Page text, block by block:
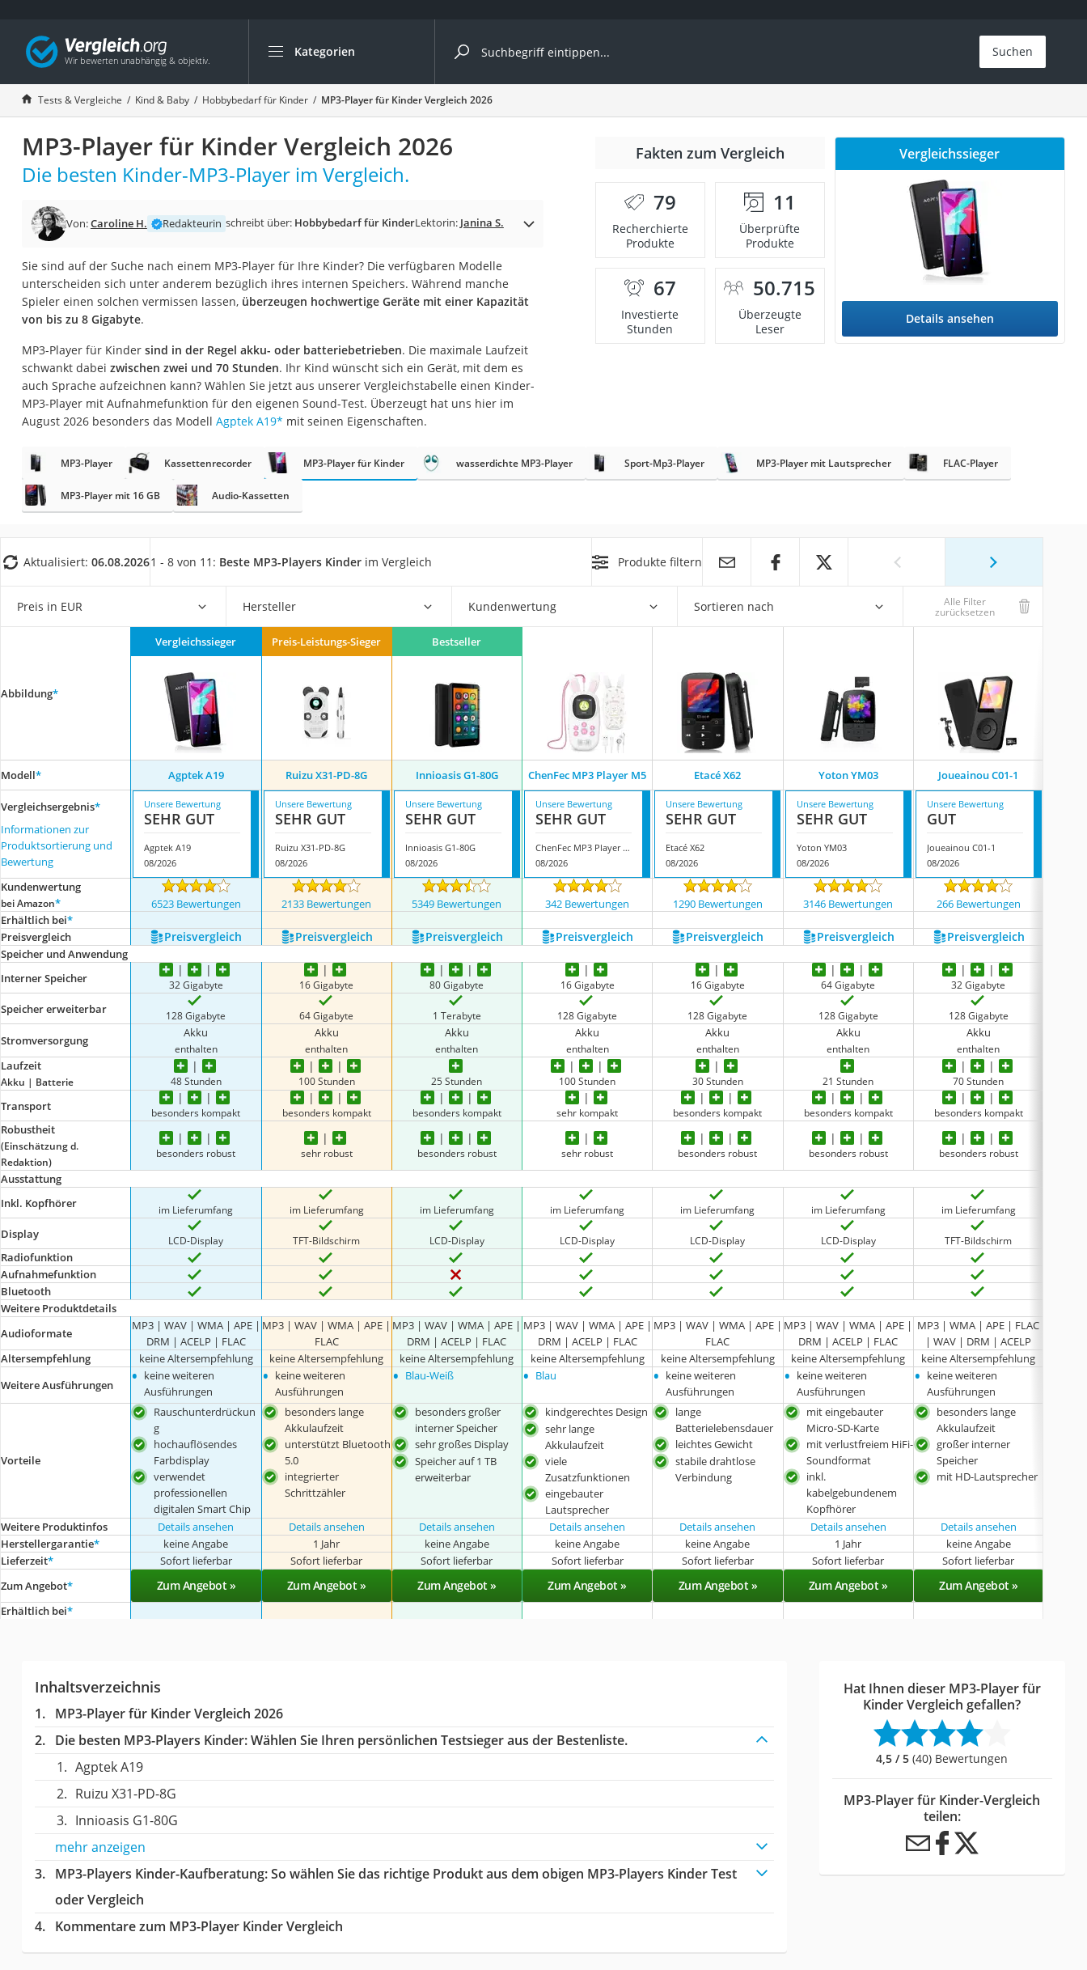
Kategorien
Die beliebtesten Vergleiche nach Kategorie
Kind & Baby
Babyphone mit 2 Kameras
Walkie-Talkie Kinder
Kindermatratzen
Babywippe
Rollschuhe für Kinder
Laufrad
Kinderschubkarre
Kinderuhr
Babyphone
Treppenschutzgitter
Kindersitz ab 4 Jahren
Kinderroller 3 Räder
Ferngesteuertes Auto
Kindersitz 15–36 kg
Barfußschuhe Kinder
Ferngesteuerter Hubschrauber
Service
Suchen
Tests & Vergleiche Kind & Baby Hobbybedarf für Kinder MP3-Player für Kinder Vergleich 2026
MP3-Player für Kinder Vergleich 2026
Die besten Kinder-MP3-Player im Vergleich.
Von:Caroline H. Redakteurin schreibt über: Hobbybedarf für KinderLektorin: Janina S.
Sie sind auf der Suche nach einem MP3-Player für Ihre Kinder? Die verfügbaren Modelle
unterscheiden sich unter anderem bezüglich ihres internen Speichers. Während manche
Spieler einen solchen vermissen lassen, überzeugen hochwertige Geräte mit einer Kapazität
von bis zu 8 Gigabyte.
MP3-Player für Kinder sind in der Regel akku- oder batteriebetrieben. Die maximale Laufzeit
schwankt dabei zwischen zwei und 70 Stunden. Ihr Kind wünscht sich ein Gerät, mit dem es
auch Sprache aufzeichnen kann? Wählen Sie jetzt aus unserer Vergleichstabelle einen Kinder-
MP3-Player mit Aufnahmefunktion für den eigenen Sound-Test. Überzeugt hat uns hier im
August 2026 besonders das Modell Agptek A19* mit seinen Eigenschaften.
Fakten zum Vergleich
79
Recherchierte
Produkte
11
Überprüfte
Produkte
67
Investierte
Stunden
50.715
Überzeugte
Leser
Vergleichssieger
Details ansehen
MP3-Player Kassettenrecorder MP3-Player für Kinder wasserdichte MP3-Player Sport-Mp3-Player MP3-Player mit Lautsprecher FLAC-Player
MP3-Player mit 16 GB Audio-Kassetten
Aktualisiert: 06.08.20261 - 8 von 11: Beste MP3-Players Kinder im Vergleich Produkte filtern
Preis in EUR Hersteller Kundenwertung Sortieren nach Alle Filter
zurücksetzen
Abbildung*
Vergleichssieger Preis-Leistungs-Sieger Bestseller
Modell* Agptek A19 Ruizu X31-PD-8G Innioasis G1-80G ChenFec MP3 Player M5 Etacé X62 Yoton YM03 Joueainou C01-1
Vergleichsergebnis*
Informationen zur
Produktsortierung und
Bewertung
Unsere Bewertung
SEHR GUT
Agptek A19
08/2026
Unsere Bewertung
SEHR GUT
Ruizu X31-PD-8G
08/2026
Unsere Bewertung
SEHR GUT
Innioasis G1-80G
08/2026
Unsere Bewertung
SEHR GUT
ChenFec MP3 Player M5
08/2026
Unsere Bewertung
SEHR GUT
Etacé X62
08/2026
Unsere Bewertung
SEHR GUT
Yoton YM03
08/2026
Unsere Bewertung
GUT
Joueainou C01-1
08/2026
Kundenwertung
bei Amazon* 6523 Bewertungen 2133 Bewertungen 5349 Bewertungen 342 Bewertungen 1290 Bewertungen 3146 Bewertungen 266 Bewertungen
Erhältlich bei*
Preis­vergleich
Preis­vergleich Preis­vergleich Preis­vergleich Preis­vergleich Preis­vergleich Preis­vergleich Preis­vergleich
Speicher und Anwendung
Interner Speicher
32 Gigabyte 16 Gigabyte 80 Gigabyte 16 Gigabyte 16 Gigabyte 64 Gigabyte 32 Gigabyte
Speicher erweiterbar 128 Gigabyte 64 Gigabyte 1 Terabyte 128 Gigabyte 128 Gigabyte 128 Gigabyte 128 Gigabyte
Stromversorgung
Akku
enthalten
Akku
enthalten
Akku
enthalten
Akku
enthalten
Akku
enthalten
Akku
enthalten
Akku
enthalten
Laufzeit
Akku | Batterie 48 Stunden 100 Stunden 25 Stunden 100 Stunden 30 Stunden 21 Stunden 70 Stunden
Transport besonders kompakt besonders kompakt besonders kompakt sehr kompakt besonders kompakt besonders kompakt besonders kompakt
Robustheit
(Einschätzung d.
Redaktion)
besonders robust sehr robust besonders robust sehr robust besonders robust besonders robust besonders robust
Ausstattung
Inkl. Kopfhörer
im Lieferumfang im Lieferumfang im Lieferumfang im Lieferumfang im Lieferumfang im Lieferumfang im Lieferumfang
Display LCD-Display TFT-Bildschirm LCD-Display LCD-Display LCD-Display LCD-Display TFT-Bildschirm
Radiofunktion
Aufnahmefunktion
Bluetooth
Weitere Produktdetails
Audioformate
MP3 | WAV | WMA | APE |
DRM | ACELP | FLAC
MP3 | WAV | WMA | APE |
FLAC
MP3 | WAV | WMA | APE |
DRM | ACELP | FLAC
MP3 | WAV | WMA | APE |
DRM | ACELP | FLAC
MP3 | WAV | WMA | APE |
FLAC
MP3 | WAV | WMA | APE |
DRM | ACELP | FLAC
MP3 | WMA | APE | FLAC
| WAV | DRM | ACELP
Altersempfehlung keine Altersempfehlung keine Altersempfehlung keine Altersempfehlung keine Altersempfehlung keine Altersempfehlung keine Altersempfehlung keine Altersempfehlung
Weitere Ausführungen
• keine weiteren
Ausführungen
• keine weiteren
Ausführungen
• Blau-Weiß • Blau • keine weiteren
Ausführungen
• keine weiteren
Ausführungen
• keine weiteren
Ausführungen
Vorteile
Rauschunterdrückun
g
hochauflösendes
Farbdisplay
verwendet
professionellen
digitalen Smart Chip
besonders lange
Akkulaufzeit
unterstützt Bluetooth
5.0
integrierter
Schrittzähler
besonders großer
interner Speicher
sehr großes Display
Speicher auf 1 TB
erweiterbar
kindgerechtes Design
sehr lange
Akkulaufzeit
viele
Zusatzfunktionen
eingebauter
Lautsprecher
lange
Batterielebensdauer
leichtes Gewicht
stabile drahtlose
Verbindung
mit eingebauter
Micro-SD-Karte
mit verlustfreiem HiFi-
Soundformat
inkl.
kabelgebundenem
Kopfhörer
besonders lange
Akkulaufzeit
großer interner
Speicher
mit HD-Lautsprecher
Weitere Produktinfos Details ansehen Details ansehen Details ansehen Details ansehen Details ansehen Details ansehen
Details ansehen
Herstellergarantie* keine Angabe 1 Jahr keine Angabe keine Angabe keine Angabe 1 Jahr
keine Angabe
Lieferzeit* Sofort lieferbar Sofort lieferbar Sofort lieferbar Sofort lieferbar Sofort lieferbar Sofort lieferbar Sofort lieferbar
Zum Angebot* Zum Angebot » Zum Angebot » Zum Angebot » Zum Angebot » Zum Angebot » Zum Angebot » Zum Angebot »
Erhältlich bei*
Inhaltsverzeichnis
MP3-Player für Kinder Vergleich 2026
Die besten MP3-Players Kinder:Wählen Sie Ihren persönlichen Testsieger aus der Bestenliste.
Agptek A19
Ruizu X31-PD-8G
Innioasis G1-80G
mehr anzeigen
MP3-Players Kinder-Kaufberatung: So wählen Sie das richtige Produkt aus dem obigen MP3-Players Kinder Test
oder Vergleich
Kommentare zum MP3-Player Kinder Vergleich
Hat Ihnen dieser MP3-Player für
Kinder Vergleich gefallen?
4,5 / 5 (40) Bewertungen
MP3-Player für Kinder-Vergleich
teilen: